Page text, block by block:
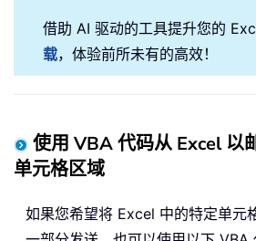
借助 AI 驱动的工具提升您的
载，体验前所未有的高效！
使用 VBA 代码从 Excel 以
单元格区域
如果您希望将 Excel 中的特定单元